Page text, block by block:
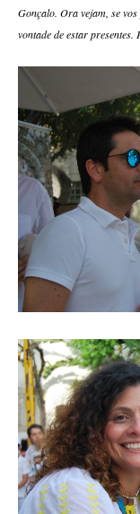
Gonçalo. Ora vejam, se
vontade de estar